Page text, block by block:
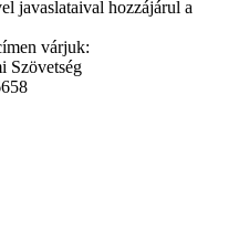
javaslataival hozzájárul a
várjuk:
Szövetség